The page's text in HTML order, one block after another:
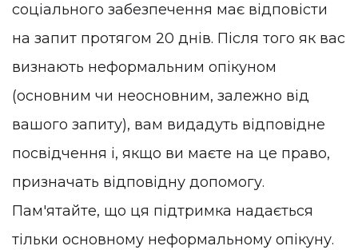
соціального забезпечення має відповісти
на запит протягом 20 днів. Після того як вас
визнають неформальним опікуном
(основним чи неосновним, залежно від
вашого запиту), вам видадуть відповідне
посвідчення і, якщо ви маєте на це право,
призначать відповідну допомогу.
Пам'ятайте, що ця підтримка надається
тільки основному неформальному опікуну.